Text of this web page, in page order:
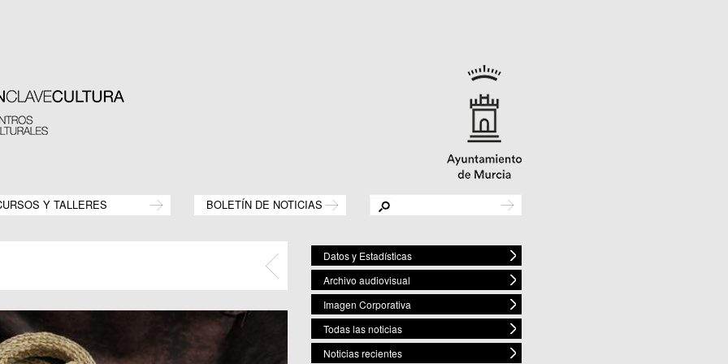
Y TALLERES BOLETÍN DE NOTICIAS
Datos y Estadísticas
Archivo audiovisual
Imagen Corporativa
Todas las noticias
Noticias recientes